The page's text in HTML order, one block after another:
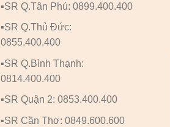
▪️SR Q.Tân Phú: 0899.400.400
▪️SR Q.Thủ Đức:
0855.400.400
▪️SR Q.Bình Thạnh:
0814.400.400
▪️SR Quận 2: 0853.400.400
▪️SR Cần Thơ: 0849.600.600